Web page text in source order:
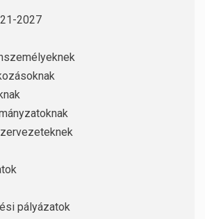
2027
pályázatok